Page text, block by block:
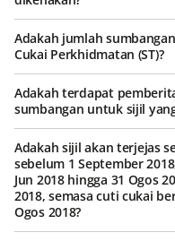
Adakah jumlah
Cukai Perkhidmatan (ST)?
Adakah terdapat
sumbangan untuk sijil
Adakah sijil akan terjejas
sebelum 1 September
Jun 2018 hingga 31 Ogos
2018, semasa cuti cukai
Ogos 2018?